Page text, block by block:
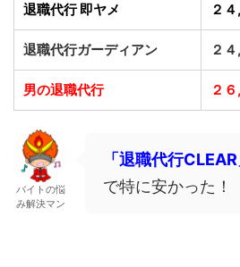
退職代行 即ヤメ ２
退職代行ガーディアン ２
男の退職代行 ２
バイトの悩
み解決マン
「退職代行CLEAR
で特に安かった！